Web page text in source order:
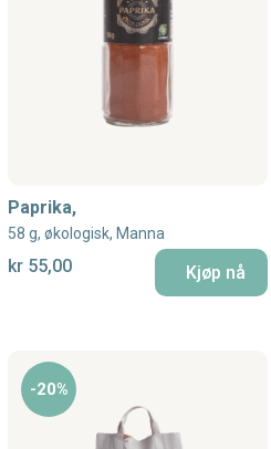
Paprika,
58 g, økologisk, Manna
kr 55,00 Kjøp nå
-20%